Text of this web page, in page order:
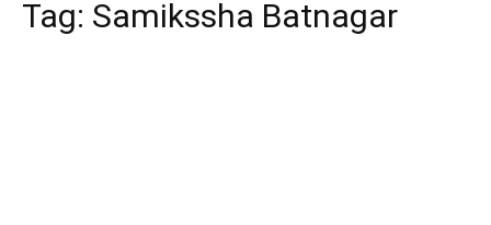
Tag: Samikssha Batnagar